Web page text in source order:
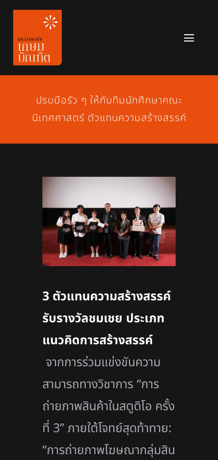
Skip
content
หลักสูตร
ข่าวสาร
เกี่ยวกับมหาวิทยาลัย
สมัครเรียน
ปรบมือรัว ๆ ให้กับทีมนักศึกษาคณะ
นิเทศศาสตร์ ตัวแทนความสร้างสรรค์
3 ตัวแทนความสร้างสรรค์
รับรางวัลชมเชย ประเภท
แนวคิดการสร้างสรรค์
จากการร่วมแข่งขันความ
สามารถทางวิชาการ “การ
ถ่ายภาพสินค้าในสตูดิโอ ครั้ง
ที่ 3” ภายใต้โจทย์สุดท้าทาย:
“การถ่ายภาพโฆษณากลุ่มสิน